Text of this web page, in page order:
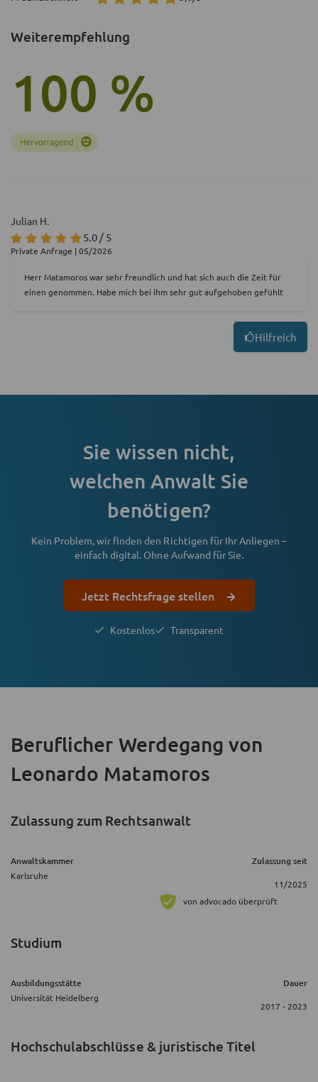
Weiterempfehlung
100 %
Julian H.
5.0 / 5
Private Anfrage | 05/2026
Herr Matamoros war sehr freundlich und hat sich auch die Zeit für
einen genommen. Habe mich bei ihm sehr gut aufgehoben gefühlt
Hilfreich
Sie wissen nicht,
welchen Anwalt Sie
benötigen?
Kein Problem, wir finden den Richtigen für Ihr Anliegen –
einfach digital. Ohne Aufwand für Sie.
Jetzt Rechtsfrage stellen
Kostenlos Transparent
Beruflicher Werdegang von
Leonardo Matamoros
Zulassung zum Rechtsanwalt
Anwaltskammer Zulassung seit
Karlsruhe
11/2025
von advocado überprüft
Studium
Ausbildungsstätte Dauer
Universität Heidelberg
2017 - 2023
Hochschulabschlüsse & juristische Titel